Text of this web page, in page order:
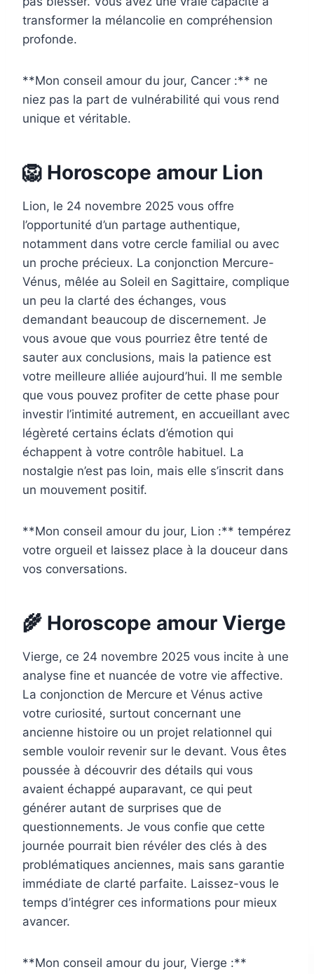
transformer la mélancolie en compréhension
profonde.
**Mon conseil amour du jour, Cancer :** ne
niez pas la part de vulnérabilité qui vous rend
unique et véritable.
🦁 Horoscope amour Lion
Lion, le 24 novembre 2025 vous offre
l’opportunité d’un partage authentique,
notamment dans votre cercle familial ou avec
un proche précieux. La conjonction Mercure-
Vénus, mêlée au Soleil en Sagittaire, complique
un peu la clarté des échanges, vous
demandant beaucoup de discernement. Je
vous avoue que vous pourriez être tenté de
sauter aux conclusions, mais la patience est
votre meilleure alliée aujourd’hui. Il me semble
que vous pouvez profiter de cette phase pour
investir l’intimité autrement, en accueillant avec
légèreté certains éclats d’émotion qui
échappent à votre contrôle habituel. La
nostalgie n’est pas loin, mais elle s’inscrit dans
un mouvement positif.
**Mon conseil amour du jour, Lion :** tempérez
votre orgueil et laissez place à la douceur dans
vos conversations.
🌾 Horoscope amour Vierge
Vierge, ce 24 novembre 2025 vous incite à une
analyse fine et nuancée de votre vie affective.
La conjonction de Mercure et Vénus active
votre curiosité, surtout concernant une
ancienne histoire ou un projet relationnel qui
semble vouloir revenir sur le devant. Vous êtes
poussée à découvrir des détails qui vous
avaient échappé auparavant, ce qui peut
générer autant de surprises que de
questionnements. Je vous confie que cette
journée pourrait bien révéler des clés à des
problématiques anciennes, mais sans garantie
immédiate de clarté parfaite. Laissez-vous le
temps d’intégrer ces informations pour mieux
avancer.
**Mon conseil amour du jour, Vierge :**